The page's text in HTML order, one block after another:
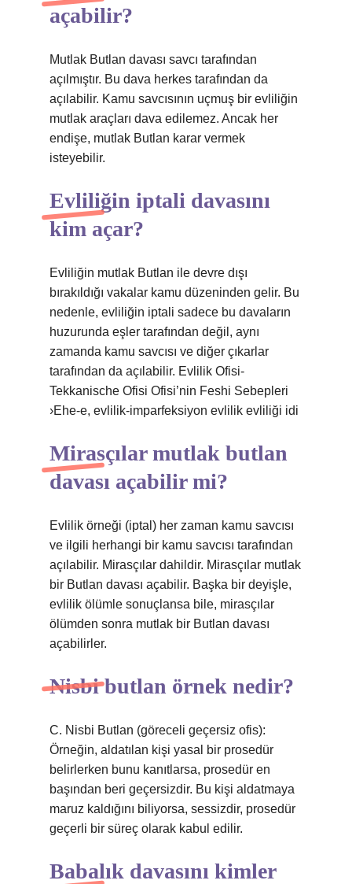
açabilir?
Mutlak Butlan davası savcı tarafından
açılmıştır. Bu dava herkes tarafından da
açılabilir. Kamu savcısının uçmuş bir evliliğin
mutlak araçları dava edilemez. Ancak her
endişe, mutlak Butlan karar vermek
isteyebilir.
Evliliğin iptali davasını
kim açar?
Evliliğin mutlak Butlan ile devre dışı
bırakıldığı vakalar kamu düzeninden gelir. Bu
nedenle, evliliğin iptali sadece bu davaların
huzurunda eşler tarafından değil, aynı
zamanda kamu savcısı ve diğer çıkarlar
tarafından da açılabilir. Evlilik Ofisi-
Tekkanische Ofisi Ofisi’nin Feshi Sebepleri
›Ehe-e, evlilik-imparfeksiyon evlilik evliliği idi
Mirasçılar mutlak butlan
davası açabilir mi?
Evlilik örneği (iptal) her zaman kamu savcısı
ve ilgili herhangi bir kamu savcısı tarafından
açılabilir. Mirasçılar dahildir. Mirasçılar mutlak
bir Butlan davası açabilir. Başka bir deyişle,
evlilik ölümle sonuçlansa bile, mirasçılar
ölümden sonra mutlak bir Butlan davası
açabilirler.
Nisbi butlan örnek nedir?
C. Nisbi Butlan (göreceli geçersiz ofis):
Örneğin, aldatılan kişi yasal bir prosedür
belirlerken bunu kanıtlarsa, prosedür en
başından beri geçersizdir. Bu kişi aldatmaya
maruz kaldığını biliyorsa, sessizdir, prosedür
geçerli bir süreç olarak kabul edilir.
Babalık davasını kimler